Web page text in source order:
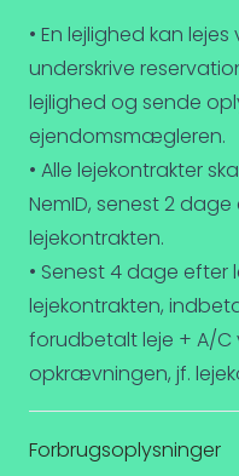
• En lejlighed kan
underskrive
lejlighed og sende
ejendomsmægleren.
• Alle lejekontrakter
NemID, senest 2
lejekontrakten.
• Senest 4 dage
lejekontrakten,
forudbetalt leje + A/C
opkrævningen, jf.
Forbrugsoplysninger